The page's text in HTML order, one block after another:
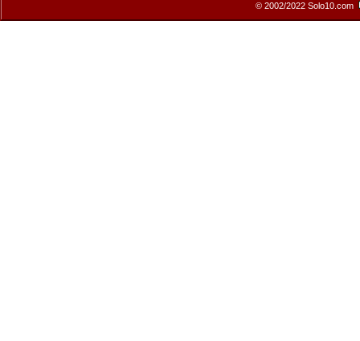
© 2002/2022 Solo10.com